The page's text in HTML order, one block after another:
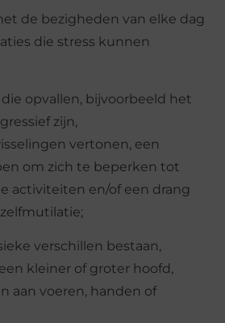
de bezigheden van elke dag
die stress kunnen
opvallen, bijvoorbeeld het
zijn,
vertonen, een
om zich te beperken tot
activiteiten en/of een drang
verschillen bestaan,
kleiner of groter hoofd,
aan voeren, handen of